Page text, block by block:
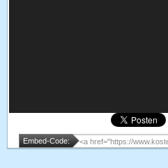
Embed-Code: